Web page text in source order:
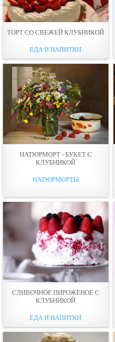
ТОРТ СО СВЕЖЕЙ КЛУБНИКОЙ
ЕДА И НАПИТКИ
НАТЮРМОРТ - БУКЕТ С
КЛУБНИКОЙ
НАТЮРМОРТЫ
СЛИВОЧНОЕ ПИРОЖЕНОЕ С
КЛУБНИКОЙ
ЕДА И НАПИТКИ